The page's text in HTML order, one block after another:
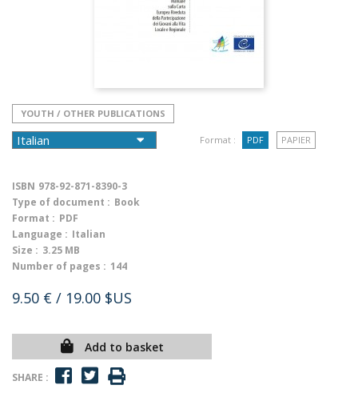
YOUTH / OTHER PUBLICATIONS
Format : PDF PAPIER
ISBN 978-92-871-8390-3
Type of document : Book
Format : PDF
Language : Italian
Size : 3.25 MB
Number of pages : 144
9.50 € / 19.00 $US
Add to basket
SHARE :